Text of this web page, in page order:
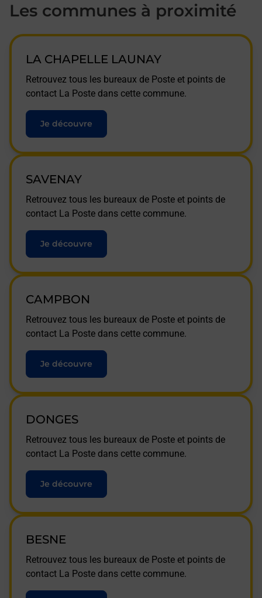
Les communes à proximité
LA CHAPELLE LAUNAY
Retrouvez tous les bureaux de Poste et points de
contact La Poste dans cette commune.
Je découvre
SAVENAY
Retrouvez tous les bureaux de Poste et points de
contact La Poste dans cette commune.
Je découvre
CAMPBON
Retrouvez tous les bureaux de Poste et points de
contact La Poste dans cette commune.
Je découvre
DONGES
Retrouvez tous les bureaux de Poste et points de
contact La Poste dans cette commune.
Je découvre
BESNE
Retrouvez tous les bureaux de Poste et points de
contact La Poste dans cette commune.